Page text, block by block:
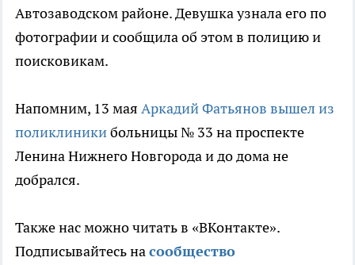
Автозаводском районе. Девушка узнала его по
фотографии и сообщила об этом в полицию и
поисковикам.
Напомним, 13 мая Аркадий Фатьянов вышел из
поликлиникибольницы № 33 на проспекте
Ленина Нижнего Новгорода и до дома не
добрался.
Также нас можно читать в «ВКонтакте».
Подписывайтесь насообщество